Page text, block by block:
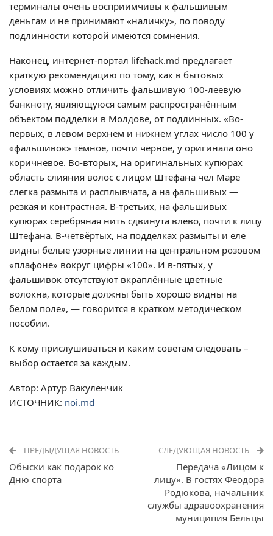
терминалы очень восприимчивы к фальшивым
деньгам и не принимают «наличку», по поводу
подлинности которой имеются сомнения.
Наконец, интернет-портал lifehack.md предлагает
краткую рекомендацию по тому, как в бытовых
условиях можно отличить фальшивую 100-леевую
банкноту, являющуюся самым распространённым
объектом подделки в Молдове, от подлинных. «Во-
первых, в левом верхнем и нижнем углах число 100 у
«фальшивок» тёмное, почти чёрное, у оригинала оно
коричневое. Во-вторых, на оригинальных купюрах
область слияния волос с лицом Штефана чел Маре
слегка размыта и расплывчата, а на фальшивых —
резкая и контрастная. В-третьих, на фальшивых
купюрах серебряная нить сдвинута влево, почти к лицу
Штефана. В-четвёртых, на подделках размыты и еле
видны белые узорные линии на центральном розовом
«плафоне» вокруг цифры «100». И в-пятых, у
фальшивок отсутствуют вкраплённые цветные
волокна, которые должны быть хорошо видны на
белом поле», — говорится в кратком методическом
пособии.
К кому прислушиваться и каким советам следовать –
выбор остаётся за каждым.
Автор: Артур Вакуленчик
ИСТОЧНИК: noi.md
ПРЕДЫДУЩАЯ НОВОСТЬ
Обыски как подарок ко
Дню спорта
СЛЕДУЮЩАЯ НОВОСТЬ
Передача «Лицом к
лицу». В гостях Феодора
Родюкова, начальник
службы здравоохранения
муниципия Бельцы